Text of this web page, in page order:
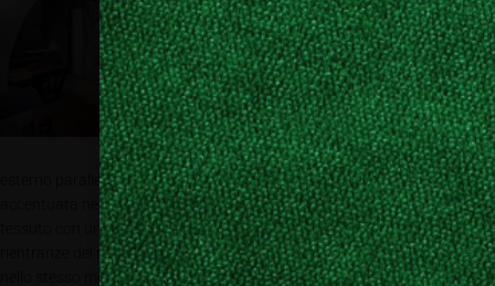
grande bancone si
contrappone
l’intimità dei tavolini
disposti lungo il lato
sinistro del bistrot, al
riparo degli archi e
con vista sul vicolo
esterno parallelo all’edificio. La sensazione di privacy è ulteriormente
accentuata nella prima coppia di archi, dove le pareti sono rivestite da un
tessuto con una raffinata stampa floreale e le sedute sono ricavate nelle
rientranze del muro. La nicchia a chiusura del locale è stata progettata
nello stesso modo. In continuo dialogo fra passato e presente, anche per